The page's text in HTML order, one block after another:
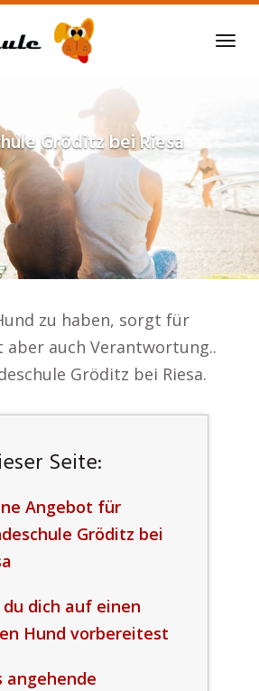
Gröditz bei Riesa
zu haben, sorgt für
aber auch Verantwortung..
Gröditz bei Riesa.
Seite:
Angebot für
Gröditz bei
du dich auf einen
Hund vorbereitest
angehende